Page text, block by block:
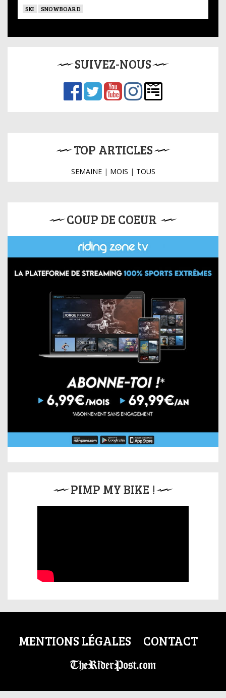
SKI SNOWBOARD
SUIVEZ-NOUS
TOP ARTICLES
SEMAINE| MOIS | TOUS
COUP DE COEUR
PIMP MY BIKE !
MENTIONS LÉGALES CONTACT